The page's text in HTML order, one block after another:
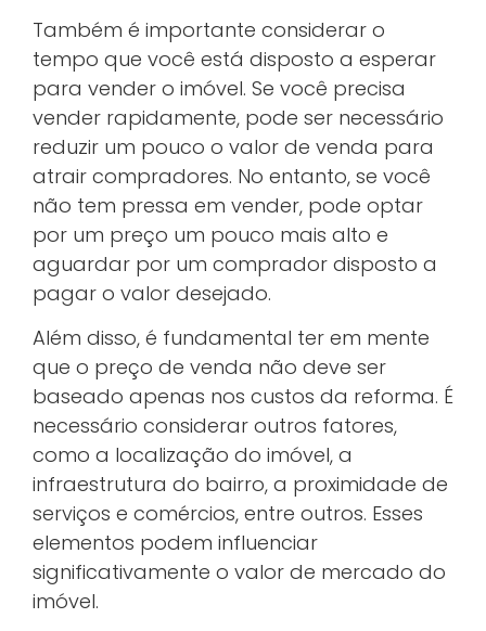
Também é importante considerar o
tempo que você está disposto a esperar
para vender o imóvel. Se você precisa
vender rapidamente, pode ser necessário
reduzir um pouco o valor de venda para
atrair compradores. No entanto, se você
não tem pressa em vender, pode optar
por um preço um pouco mais alto e
aguardar por um comprador disposto a
pagar o valor desejado.
Além disso, é fundamental ter em mente
que o preço de venda não deve ser
baseado apenas nos custos da reforma. É
necessário considerar outros fatores,
como a localização do imóvel, a
infraestrutura do bairro, a proximidade de
serviços e comércios, entre outros. Esses
elementos podem influenciar
significativamente o valor de mercado do
imóvel.